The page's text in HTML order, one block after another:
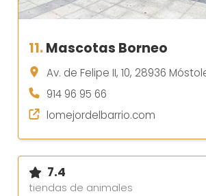
11.Mascotas Borneo
Av. de Felipe II, 10, 28936
914 96 95 66
lomejordelbarrio.com
7.4
tiendas de animales